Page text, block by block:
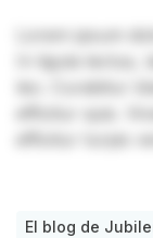
Lorem ipsum
In ligula lectus,
leo. Curabitur
efficitur quis.
efficitur turpis
El blog de